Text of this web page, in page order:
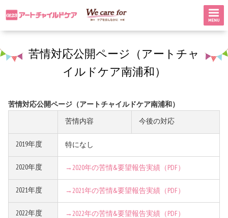
苦情対応公開ページ（アートチャ
イルドケア南浦和）
苦情対応公開ページ（アートチャイルドケア南浦和）
苦情内容 今後の対応
2019年度 特になし
2020年度 →2020年の苦情&要望報告実績（PDF）
2021年度 →2021年の苦情&要望報告実績（PDF）
2022年度 →2022年の苦情&要望報告実績（PDF）